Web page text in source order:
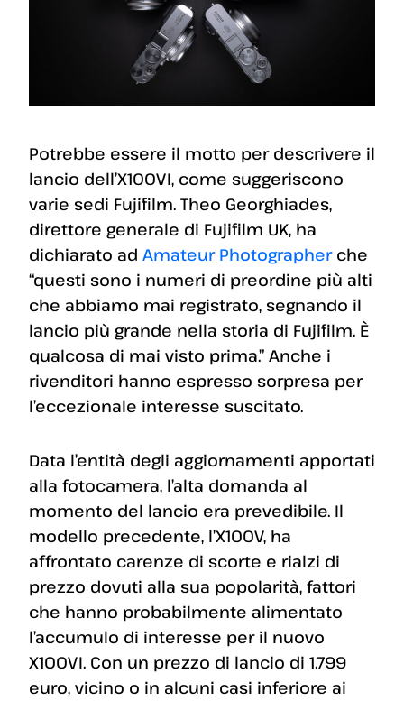
Potrebbe essere il motto per descrivere il
lancio dell’X100VI, come suggeriscono
varie sedi Fujifilm. Theo Georghiades,
direttore generale di Fujifilm UK, ha
dichiarato ad Amateur Photographerche
“questi sono i numeri di preordine più alti
che abbiamo mai registrato, segnando il
lancio più grande nella storia di Fujifilm. È
qualcosa di mai visto prima.” Anche i
rivenditori hanno espresso sorpresa per
l’eccezionale interesse suscitato.
Data l’entità degli aggiornamenti apportati
alla fotocamera, l’alta domanda al
momento del lancio era prevedibile. Il
modello precedente, l’X100V, ha
affrontato carenze di scorte e rialzi di
prezzo dovuti alla sua popolarità, fattori
che hanno probabilmente alimentato
l’accumulo di interesse per il nuovo
X100VI. Con un prezzo di lancio di 1.799
euro, vicino o in alcuni casi inferiore ai